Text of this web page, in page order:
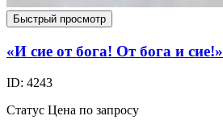
Быстрый просмотр
«И сие от бога! От бога и сие!»
ID: 4243
Статус Цена по запросу